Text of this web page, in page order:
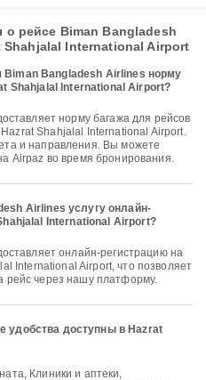
рейсе Biman Bangladesh
Shahjalal International Airport
Biman Bangladesh Airlines норму
Shahjalal International Airport?
Shahjalal International Airport.
и направления. Вы можете
Airpaz во время бронирования.
Airlines услугу онлайн-
International Airport?
International Airport, что позволяет
рейс через нашу платформу.
удобства доступны в Hazrat